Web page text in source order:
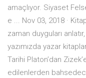
amaçlıyor. Siyaset
e ... Nov 03, 2018 ·
zaman duyguları
yazımızda yazar
Tarihi Platon’dan
edilenlerden